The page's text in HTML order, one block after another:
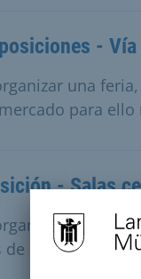
-
una
para ello
- Salas
una
mercado